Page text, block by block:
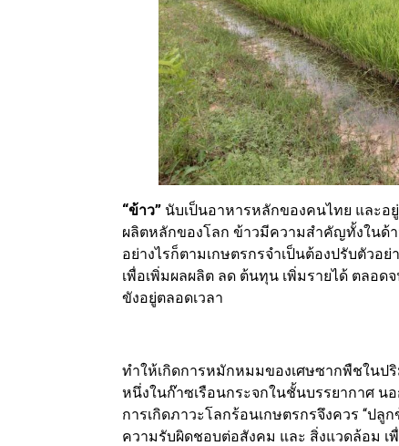
“ข้าว” นับเป็นอาหารหลักของคนไทย และอ
ผลิตหลักของโลก ข้าวมีความสำคัญทั้งในด้
อย่างไรก็ตามเกษตรกรจำเป็นต้องปรับตัวอ
เพื่อเพิ่มผลผลิต ลด ต้นทุน เพิ่มรายได้ ตลอ
ขังอยู่ตลอดเวลา
ทำให้เกิดการหมักหมมของเศษซากพืชในป
หนึ่งในก๊าซเรือนกระจกในชั้นบรรยากาศ น
การเกิดภาวะโลกร้อนเกษตรกรจึงควร “ป
ความรับผิดชอบต่อสังคม และ สิ่งแวดล้อม